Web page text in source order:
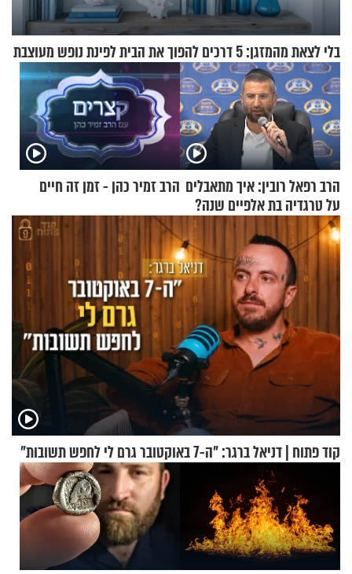
בלי לצאת מהמזגן: 5 דרכים להפוך את הבית לפינת נופש מעוצבת
הרב רפאל רובין: איך מתאבלים
על טרגדיה בת אלפיים שנה?
הרב זמיר כהן - זמן זה חיים
קוד פתוח | דניאל ברגר: "ה-7 באוקטובר גרם לי לחפש תשובות"